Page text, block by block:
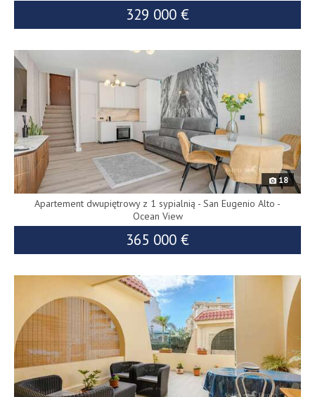
329 000 €
18
Apartement dwupiętrowy z 1 sypialnią - San Eugenio Alto -
Ocean View
365 000 €